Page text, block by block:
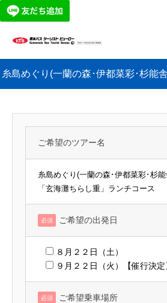
糸島めぐり(一蘭の森･伊都菜彩･杉能
ご希望のツアー名
糸島めぐり(一蘭の森･伊都菜彩･杉
「玄海灘ちらし重」ランチコース
必須 ご希望の出発日
８月２２日（土）
９月２２日（火）【催行決定
必須 ご希望乗車場所